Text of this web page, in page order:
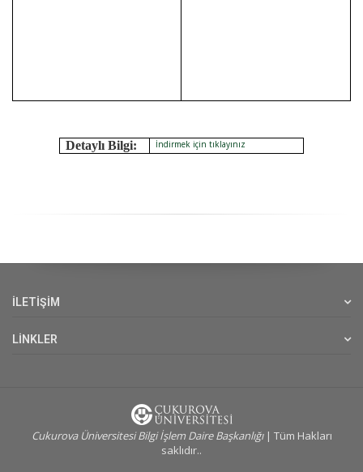
Detaylı Bilgi: İndirmek için tıklayınız
İLETİŞİM
LİNKLER
Cukurova Üniversitesi Bilgi İşlem Daire Başkanlığı| Tüm Hakları
saklıdır..